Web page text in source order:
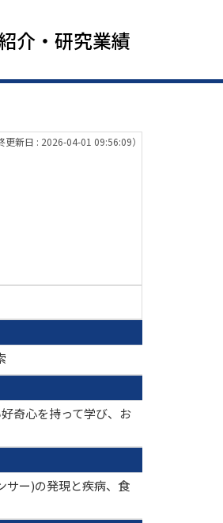
介・研究業績
更新日 : 2026-04-01 09:56:09）
奇心を持って学び、お
サー)の発現と疾病、食